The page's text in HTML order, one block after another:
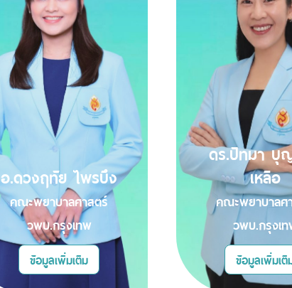
อ.ดวงฤทัย ไพรบึง
คณะพยาบาลศาสตร์
วพบ.กรุงเทพ
ข้อมูลเพิ่มเติม
ดร.ปัทมา บุ
เหลือ
คณะพยาบาลศ
วพบ.กรุงเ
ข้อมูลเพิ่มเติ